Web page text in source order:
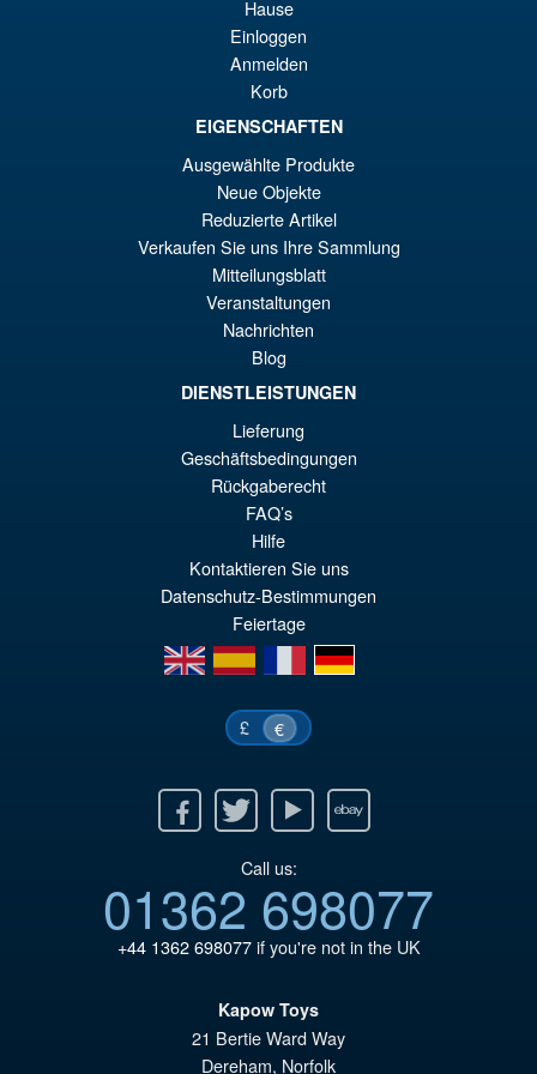
Legendary ) Reissue
PRE ORDENA
S.H.Figuarts My Hero
Academia Dark Deku Action
Figure
PRE ORDENA
Hause
Einloggen
Anmelden
Korb
EIGENSCHAFTEN
Ausgewählte Produkte
Neue Objekte
Reduzierte Artikel
Verkaufen Sie uns Ihre Sammlung
Mitteilungsblatt
Veranstaltungen
Nachrichten
Blog
DIENSTLEISTUNGEN
Lieferung
Geschäftsbedingungen
Rückgaberecht
FAQ’s
Hilfe
Kontaktieren Sie uns
Datenschutz-Bestimmungen
Feiertage
en
es fr de
£ €
Twitter Youtube Ebay
Call us:
01362 698077
+44 1362 698077if you're not in the UK
Kapow Toys
21 Bertie Ward Way
Dereham, Norfolk